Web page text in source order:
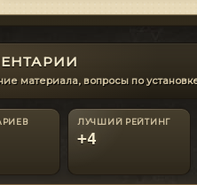
материала, вопросы по
ЛУЧШИЙ РЕЙТИНГ
+4